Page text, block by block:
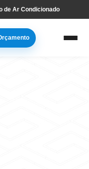
de Ar Condicionado